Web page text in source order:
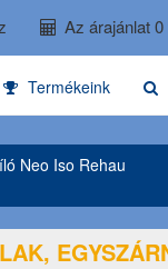
Az árajánlat
Termékeink
Neo Iso Rehau